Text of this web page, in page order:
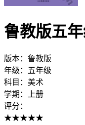
鲁教版五
版本： 鲁教版
年级：
五年级
科目： 美术
学期：
上册
评分：
★★★★★